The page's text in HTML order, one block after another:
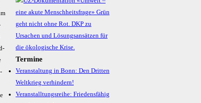
Termine
Veranstaltung in Bonn: Den Dritten
Weltkrieg verhindern!
Veranstalltungsreihe: Friedensfähig